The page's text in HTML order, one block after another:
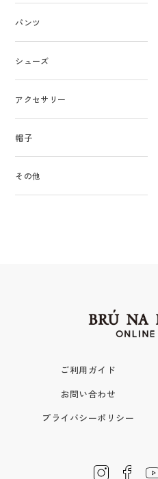
パンツ
シューズ
アクセサリー
帽子
その他
ご利用ガイド
お問い合わせ
プライバシーポリシー